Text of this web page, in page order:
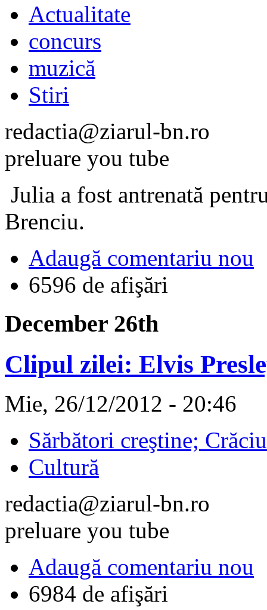
Actualitate
concurs
muzică
Stiri
redactia@ziarul-bn.ro
preluare you tube
Julia a fost antrenată
Brenciu.
Adaugă comentariu nou
6596 de afişări
December 26th
Clipul zilei: Elvis
Mie, 26/12/2012 - 20:46
Sărbători creştine;
Cultură
redactia@ziarul-bn.ro
preluare you tube
Adaugă comentariu nou
6984 de afişări